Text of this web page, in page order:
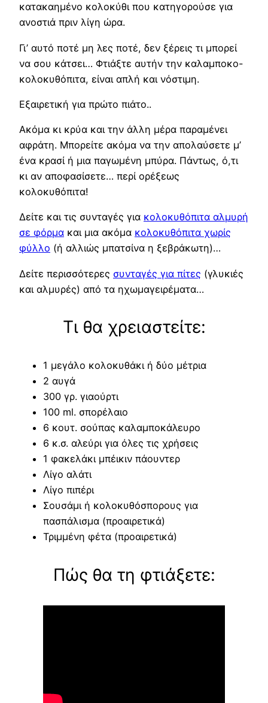
κατακαημένο κολοκύθι που κατηγορούσε για
ανοστιά πριν λίγη ώρα.
Γι’ αυτό ποτέ μη λες ποτέ, δεν ξέρεις τι μπορεί
να σου κάτσει… Φτιάξτε αυτήν την καλαμποκο-
κολοκυθόπιτα, είναι απλή και νόστιμη.
Εξαιρετική για πρώτο πιάτο..
Ακόμα κι κρύα και την άλλη μέρα παραμένει
αφράτη. Μπορείτε ακόμα να την απολαύσετε μ’
ένα κρασί ή μια παγωμένη μπύρα. Πάντως, ό,τι
κι αν αποφασίσετε… περί ορέξεως
κολοκυθόπιτα!
Δείτε και τις συνταγές για κολοκυθόπιτα αλμυρή
σε φόρμα και μια ακόμα κολοκυθόπιτα χωρίς
φύλλο (ή αλλιώς μπατσίνα η ξεβράκωτη)…
Δείτε περισσότερες συνταγές για πίτες (γλυκιές
και αλμυρές) από τα ηχωμαγειρέματα…
Τι θα χρειαστείτε:
1 μεγάλο κολοκυθάκι ή δύο μέτρια
2 αυγά
300 γρ. γιαούρτι
100 ml. σπορέλαιο
6 κουτ. σούπας καλαμποκάλευρο
6 κ.σ. αλεύρι για όλες τις χρήσεις
1 φακελάκι μπέικιν πάουντερ
Λίγο αλάτι
Λίγο πιπέρι
Σουσάμι ή κολοκυθόσπορους για
πασπάλισμα (προαιρετικά)
Τριμμένη φέτα (προαιρετικά)
Πώς θα τη φτιάξετε: